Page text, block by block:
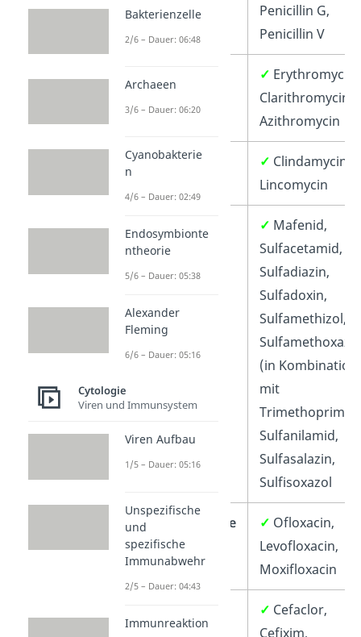
Penicillin G,
Penicillin V
✓ Erythromycin,
Clarithromycin,
Azithromycin
✓Lincosamide ✓ Clindamycin,
Lincomycin
Sulfonamide ✓ Mafenid,
Sulfacetamid,
Sulfadiazin,
Sulfadoxin,
Sulfamethizol,
(in Kombination
mit
Trimethoprim),
Sulfanilamid,
Sulfasalazin,
Sulfisoxazol
✓Fluorchinolone ✓ Ofloxacin,
Levofloxacin,
Moxifloxacin
Cephalosporine
✓ Cefaclor,
Cefixim,
Bakterienzelle
2/6 – Dauer: 06:48
Archaeen
3/6 – Dauer: 06:20
Cyanobakterie
n
4/6 – Dauer: 02:49
Endosymbionte
ntheorie
5/6 – Dauer: 05:38
Alexander
Fleming
6/6 – Dauer: 05:16
Cytologie
Viren und Immunsystem
Viren Aufbau
1/5 – Dauer: 05:16
Unspezifische
und
spezifische
Immunabwehr
2/5 – Dauer: 04:43
Immunreaktion